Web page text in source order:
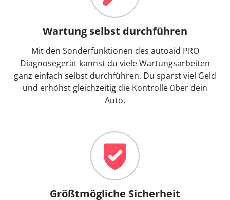
Wartung selbst durchführen
Mit den Sonderfunktionen des autoaid PRO
Diagnosegerät kannst du viele Wartungsarbeiten
ganz einfach selbst durchführen. Du sparst viel Geld
und erhöhst gleichzeitig die Kontrolle über dein
Auto.
Größtmögliche Sicherheit